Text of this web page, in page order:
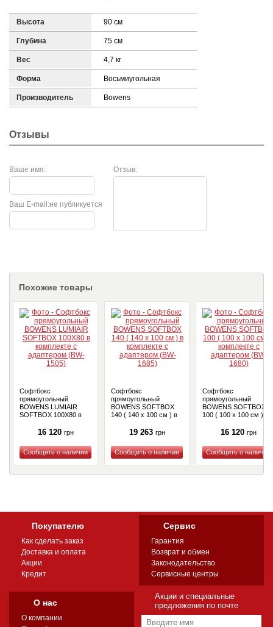
Высота 90 см
Глубина 75 см
Вес 4,7 кг
Форма Восьмиугольная
Производитель Bowens
Отзывы
Ваше имя: Отзыв:
не публикуется
Ваш E-mail:
Похожие товары
Софтбокс
прямоугольный
BOWENS LUMIAIR
SOFTBOX 100X80 в
адаптером (BW-1505)
16 120 грн
Купить
Софтбокс
прямоугольный
BOWENS SOFTBOX
140 ( 140 x 100 см ) в
адаптером (BW-1685)
19 263 грн
Купить
Софтбокс
прямоугольный
BOWENS SOFTBOX
100 ( 100 x 100 см ) в
адаптером (BW-1680)
16 120 грн
Купить
Покупателю
Как сделать заказ
Доставка и оплата
Акции
Кредит
Сервис
Гарантия
Возврат и обмен
Законодательство
Сервисные центры
О нас
О компании
Акции и специальные
предложения по почте